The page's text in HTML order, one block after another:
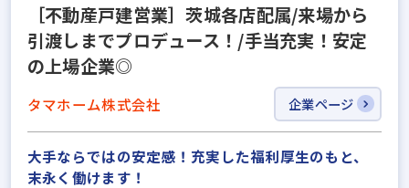
［不動産戸建営業］茨城各店配属/来場から
引渡しまでプロデュース！/手当充実！安定
の上場企業◎
タマホーム株式会社 企業ページ
大手ならではの安定感！充実した福利厚生のもと、
末永く働けます！